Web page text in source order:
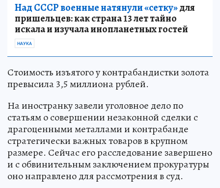
Над СССР военные натянули «сетку»для
пришельцев: как страна 13 лет тайно
искала и изучала инопланетных гостей
НАУКА
Стоимость изъятого у контрабандистки золота
превысила 3,5 миллиона рублей.
На иностранку завели уголовное дело по
статьям о совершении незаконной сделки с
драгоценными металлами и контрабанде
стратегически важных товаров в крупном
размере. Сейчас его расследование завершено
и с обвинительным заключением прокуратуры
оно направлено для рассмотрения в суд.